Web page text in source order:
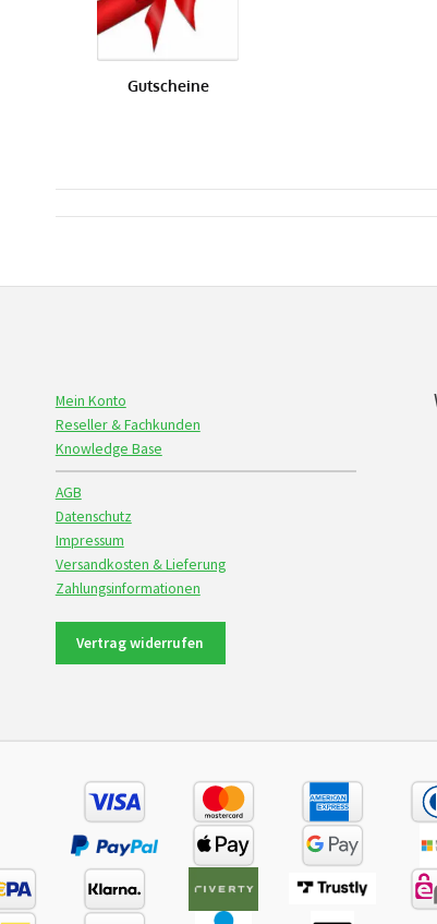
Gutscheine
Mein Konto
Reseller & Fachkunden
Knowledge Base
AGB
Datenschutz
Impressum
Versandkosten & Lieferung
Zahlungsinformationen
Vertrag widerrufen